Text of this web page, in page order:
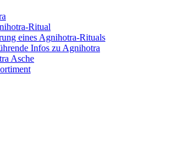
Ritual
eines Agnihotra-Rituals
Infos zu Agnihotra
Asche